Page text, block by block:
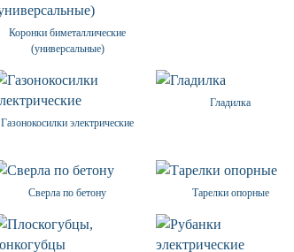
Коронки биметаллические
(универсальные)
Газонокосилки электрические
Гладилка
Сверла по бетону Тарелки опорные